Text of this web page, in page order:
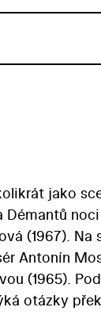
jako
(1967). Na
Antonín
(1965).
otázky